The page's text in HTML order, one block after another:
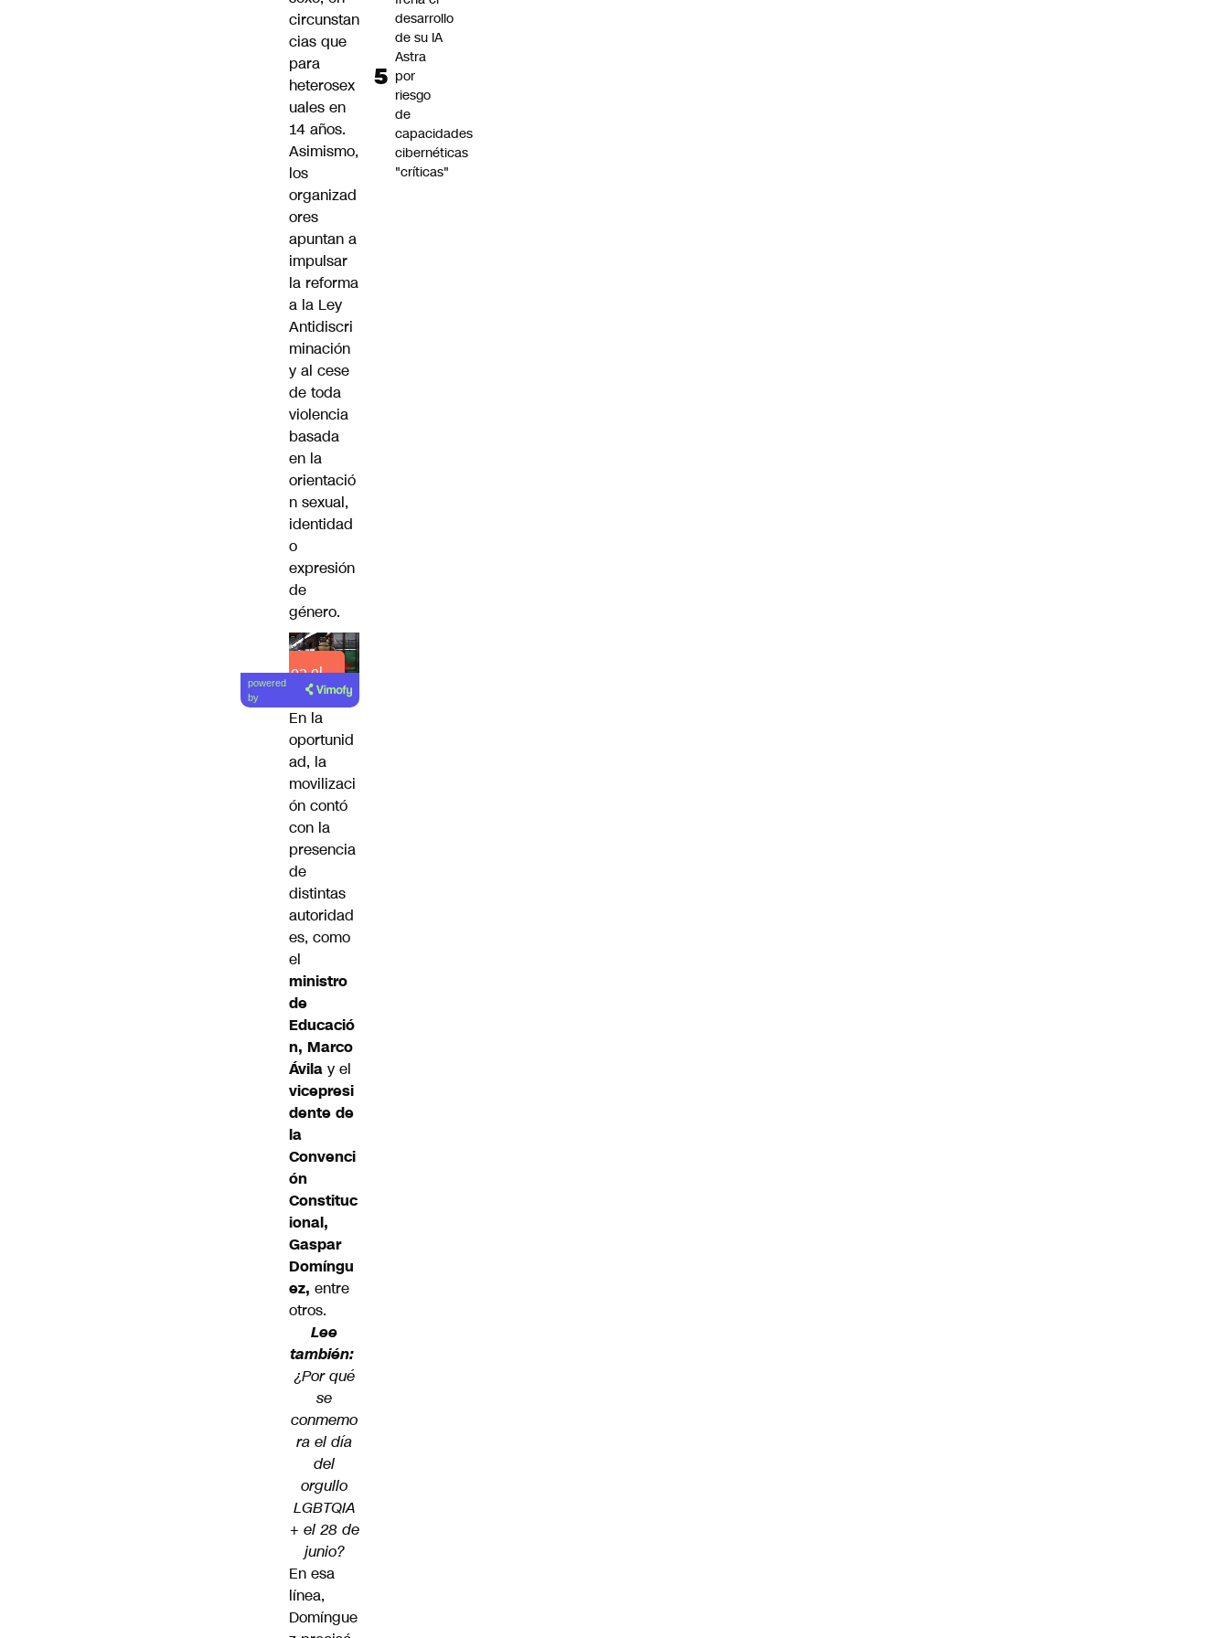
circunstan
cias que
para
heterosex
uales en
14 años.
Asimismo,
los
organizad
ores
apuntan a
impulsar
la reforma
a la Ley
Antidiscri
minación
y al cese
de toda
violencia
basada
en la
orientació
n sexual,
identidad
o
expresión
de
género.
Lea el
artículo
powered
by
En la
oportunid
ad, la
movilizaci
ón contó
con la
presencia
de
distintas
autoridad
es, como
el
ministro
de
Educació
n, Marco
Ávila y el
vicepresi
dente de
la
Convenci
ón
Constituc
ional,
Gaspar
Domíngu
ez, entre
otros.
Lee
también:
¿Por qué
se
conmemo
ra el día
del
orgullo
LGBTQIA
+ el 28 de
junio?
En esa
línea,
Domíngue
desarrollo
de su IA
Astra
por
riesgo
de
capacidades
cibernéticas
"críticas"